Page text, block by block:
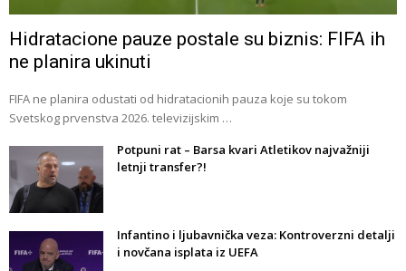
Hidratacione pauze postale su biznis: FIFA ih
ne planira ukinuti
FIFA ne planira odustati od hidratacionih pauza koje su tokom
Svetskog prvenstva 2026. televizijskim …
Potpuni rat – Barsa kvari Atletikov najvažniji
letnji transfer?!
Infantino i ljubavnička veza: Kontroverzni detalji
i novčana isplata iz UEFA